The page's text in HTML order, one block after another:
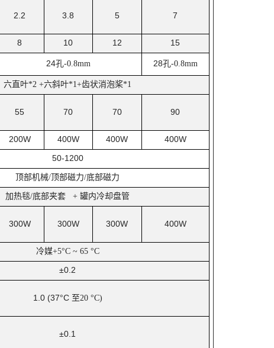
2.2 3.8 5 7
8 10 12 15
24孔-0.8mm 28孔-0.8mm
六直叶*2 +六斜叶*1+齿状消泡桨*1
55 70 70 90
200W 400W 400W
400W
50-1200
顶部机械/顶部磁力/底部磁力
加热毯/底部夹套 + 罐内冷却盘管
300W 300W 300W 400W
冷媒+5°C ~ 65 °C
±0.2
1.0 (37°C 至20 °C)
±0.1